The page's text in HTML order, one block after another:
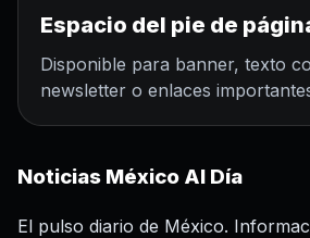
Espacio del pie de
Disponible para banner, texto
newsletter o enlaces
Noticias México Al Día
El pulso diario de México.